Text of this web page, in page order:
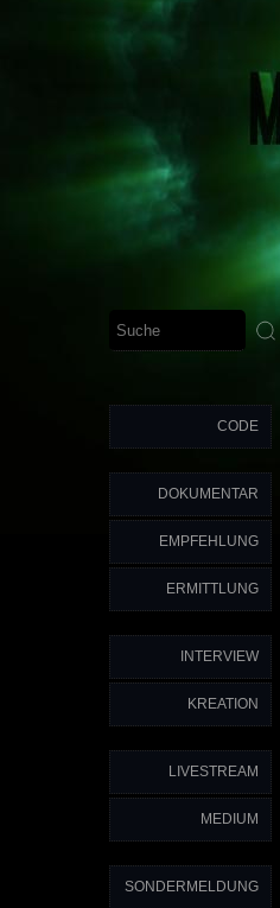
CODE
DOKUMENTAR
EMPFEHLUNG
ERMITTLUNG
INTERVIEW
KREATION
LIVESTREAM
MEDIUM
SONDERMELDUNG